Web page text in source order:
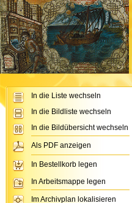
In die Liste wechseln
In die Bildliste wechseln
In die Bildübersicht wechseln
Als PDF anzeigen
In Bestellkorb legen
In Arbeitsmappe legen
Im Archivplan lokalisieren